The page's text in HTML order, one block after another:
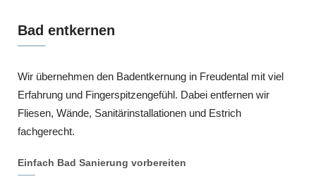
Bad entkernen
Wir übernehmen den Badentkernung in Freudental mit viel
Erfahrung und Fingerspitzengefühl. Dabei entfernen wir
Fliesen, Wände, Sanitärinstallationen und Estrich
fachgerecht.
Einfach Bad Sanierung vorbereiten